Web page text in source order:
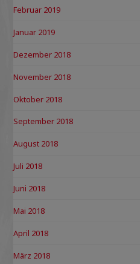
Februar 2019
Januar 2019
Dezember 2018
November 2018
Oktober 2018
September 2018
August 2018
Juli 2018
Juni 2018
Mai 2018
April 2018
März 2018